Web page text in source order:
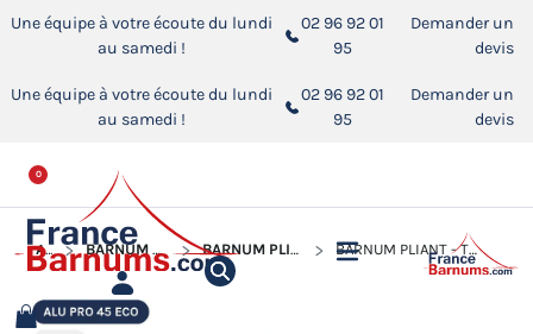
Une équipe à votre écoute du lundi
au samedi !
02 96 92 01
95
Demander un
devis
Une équipe à votre écoute du lundi
au samedi !
02 96 92 01
95
Demander un
devis
0
ACCUEIL BARNUM PLIANT - TENTE PLIANTE ALU PRO 45 ECO BARNUM PLIANT - TENTE PLIANTE ALU PRO 45 ECO 2MX2M BARNUM PLIANT - TENTE PLIANTE ALU PRO 45 ECO 2MX2M BLEU AVEC PACK FENÊTRES